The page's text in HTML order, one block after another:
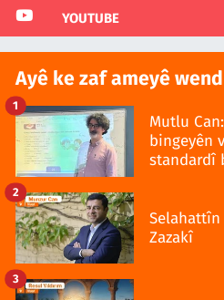
YOUTUBE
Ayê ke zaf ameyê
Mutlu
bingeyên
standardî
1
Zazakî
2
3